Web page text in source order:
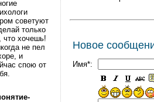
советуют
только
что хочешь!
не пел
и
спою от
Новое
Имя*: